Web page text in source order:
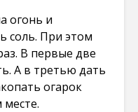
огонь и
соль. При этом
В первые две
А в третью дать
огарок